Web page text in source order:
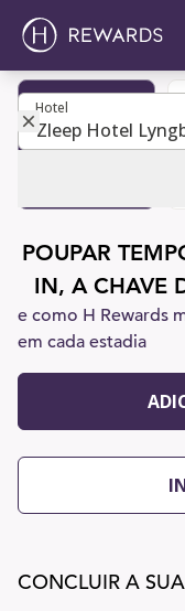
Hotel
Hotel
POUPAR
IN, A CHAVE
e como H Rewards
em cada estadia
CONCLUIR A